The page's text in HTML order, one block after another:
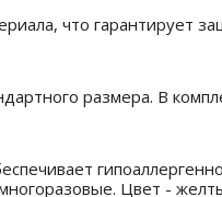
что гарантирует
размера. В
Цвет -